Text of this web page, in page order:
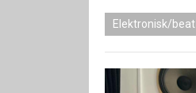
Elektronisk/beat